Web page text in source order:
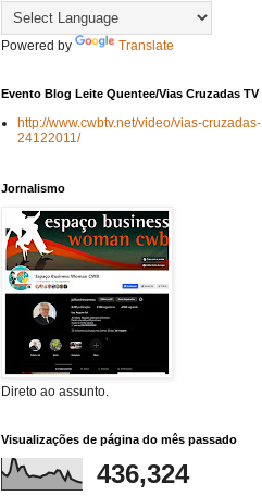
Powered by Translate
Evento Blog Leite Quentee/Vias Cruzadas TV
http://www.cwbtv.net/video/vias-cruzadas-
24122011/
Jornalismo
Direto ao assunto.
Visualizações de página do mês passado
436,324